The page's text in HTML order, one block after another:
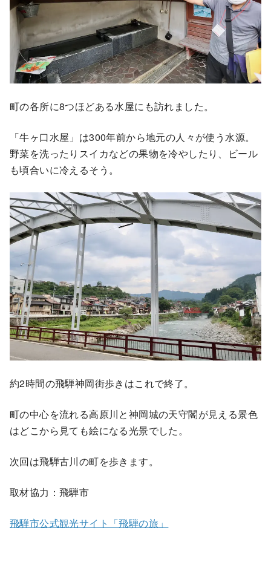
町の各所に8つほどある水屋にも訪れました。
「牛ヶ口水屋」は300年前から地元の人々が使う水源。
野菜を洗ったりスイカなどの果物を冷やしたり、ビール
も頃合いに冷えるそう。
約2時間の飛騨神岡街歩きはこれで終了。
町の中心を流れる高原川と神岡城の天守閣が見える景色
はどこから見ても絵になる光景でした。
次回は飛騨古川の町を歩きます。
取材協力：飛騨市
飛騨市公式観光サイト「飛騨の旅」